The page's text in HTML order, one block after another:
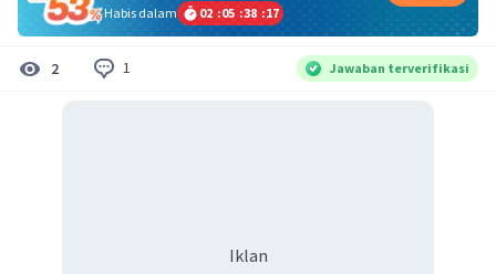
Habis dalam
02 :05 :38 :17
2 1 Jawaban terverifikasi
Iklan